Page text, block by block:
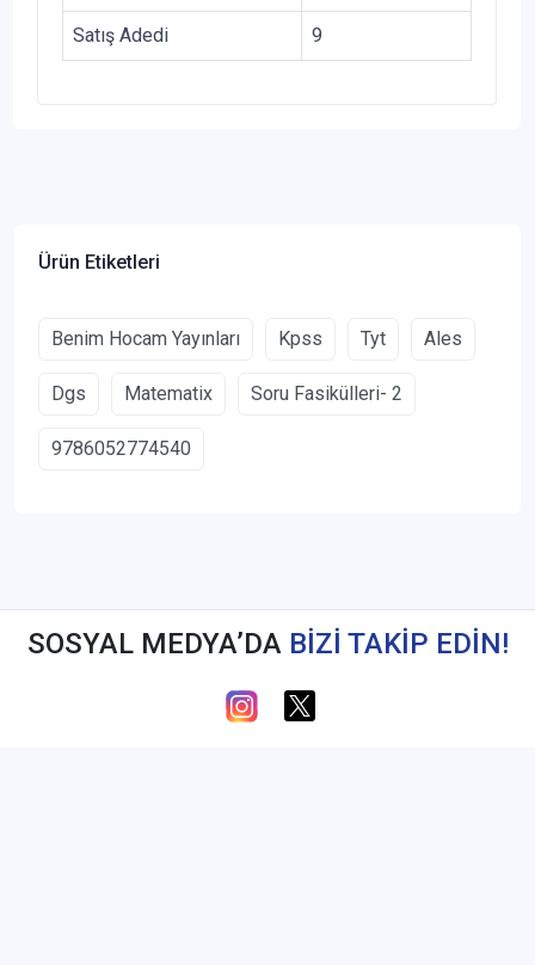
Satış Adedi 9
Ürün Etiketleri
Benim Hocam Yayınları Kpss Tyt Ales
Dgs Matematix Soru Fasikülleri- 2
9786052774540
SOSYAL MEDYA’DA BİZİ TAKİP EDİN!